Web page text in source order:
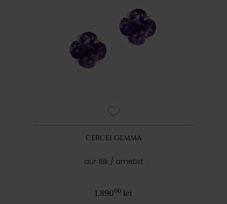
CERCEI GEMMA
aur 18k / ametist
1.89000 lei